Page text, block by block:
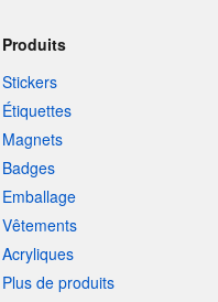
Produits
Stickers
Étiquettes
Magnets
Badges
Emballage
Vêtements
Acryliques
Plus de produits